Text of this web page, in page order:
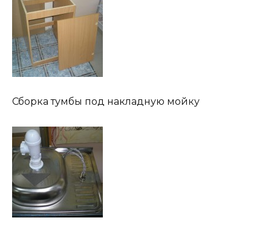
Сборка тумбы под накладную мойку